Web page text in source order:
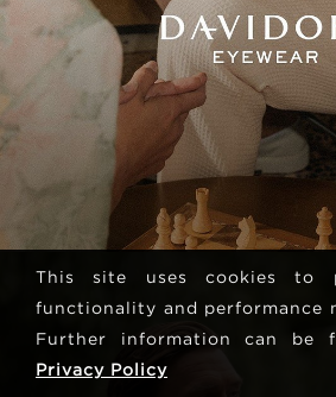
This site uses cookies to
functionality and performance
Further information can be
Privacy Policy